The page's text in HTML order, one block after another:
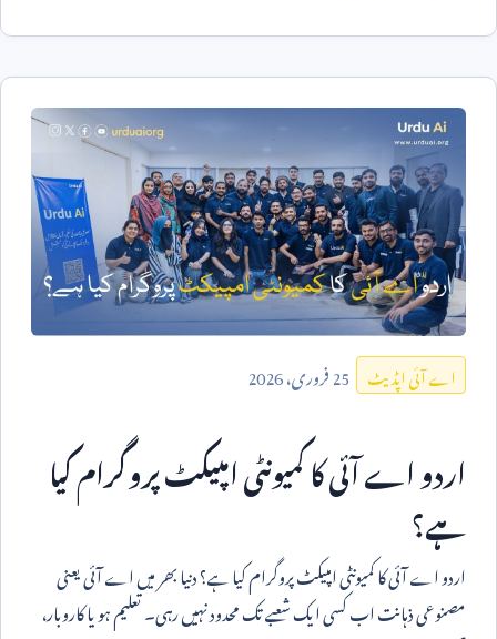
اے آئی اپڈیٹ 25فروری،2026
اردو اے آئی کا کمیونٹی امپیکٹ پروگرام کیا
ہے؟
اردو اے آئی کا کمیونٹی امپیکٹ پروگرام کیا ہے؟ دنیا بھر میں اے آئی یعنی
مصنوعی ذہانت اب کسی ایک شعبے تک محدود نہیں رہی۔ تعلیم ہو یا کاروبار،